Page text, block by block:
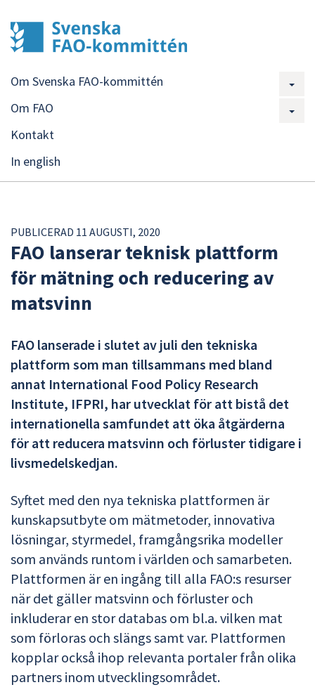
Om Svenska FAO-kommittén
Om FAO
Kontakt
In english
PUBLICERAD 11 AUGUSTI, 2020
FAO lanserar teknisk plattform
för mätning och reducering av
matsvinn
FAO lanserade i slutet av juli den tekniska
plattform som man tillsammans med bland
annat International Food Policy Research
Institute, IFPRI, har utvecklat för att bistå det
internationella samfundet att öka åtgärderna
för att reducera matsvinn och förluster tidigare i
livsmedelskedjan.
Syftet med den nya tekniska plattformen är
kunskapsutbyte om mätmetoder, innovativa
lösningar, styrmedel, framgångsrika modeller
som används runtom i världen och samarbeten.
Plattformen är en ingång till alla FAO:s resurser
när det gäller matsvinn och förluster och
inkluderar en stor databas om bl.a.vilken mat
som förloras och slängs samt var. Plattformen
kopplar också ihop relevanta portaler från olika
partners inom utvecklingsområdet.